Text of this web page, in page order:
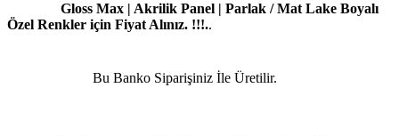
Gloss Max | Akrilik Panel | Parlak / Mat Lake Boyalı
Özel Renkler için Fiyat Alınız. !!!..
Bu Banko Siparişiniz İle Üretilir.